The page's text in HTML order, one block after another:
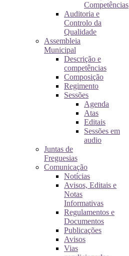
Competências
Auditoria e
Controlo da
Qualidade
Assembleia
Municipal
Descrição e
competências
Composição
Regimento
Sessões
Agenda
Atas
Editais
Sessões em
audio
Juntas de
Freguesias
Comunicação
Notícias
Avisos, Editais e
Notas
Informativas
Regulamentos e
Documentos
Publicações
Avisos
Vias